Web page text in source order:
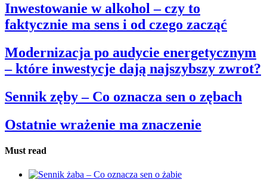
Inwestowanie w alkohol – czy to
faktycznie ma sens i od czego zacząć
Modernizacja po audycie energetycznym
– które inwestycje dają najszybszy zwrot?
Sennik zęby – Co oznacza sen o zębach
Ostatnie wrażenie ma znaczenie
Must read